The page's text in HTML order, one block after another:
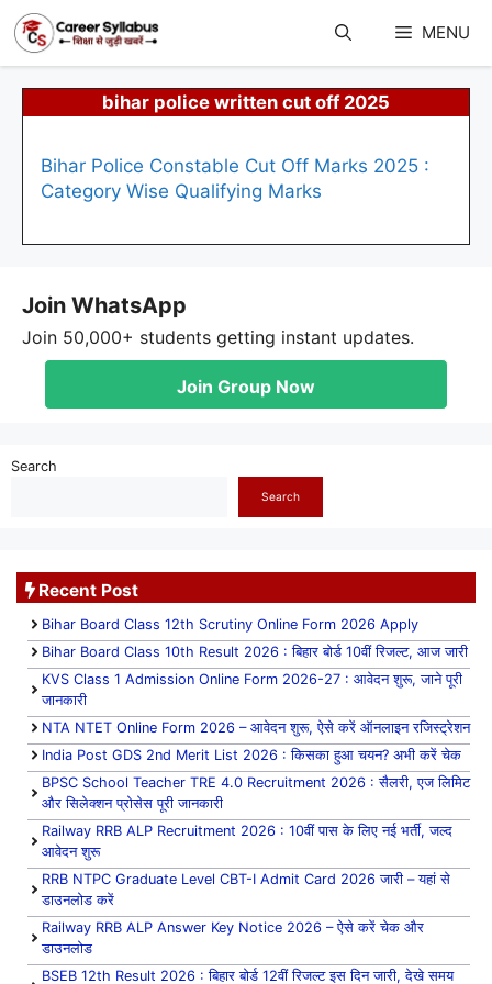
content
MENU
bihar police written cut off 2025
Bihar Police Constable Cut Off Marks 2025 :
Category Wise Qualifying Marks
Join WhatsApp
Join 50,000+ students getting instant updates.
Join Group Now
Search
Search
Recent Post
Bihar Board Class 12th Scrutiny Online Form 2026 Apply
Bihar Board Class 10th Result 2026 : बिहार बोर्ड 10वीं रिजल्ट, आज जारी
KVS Class 1 Admission Online Form 2026-27 : आवेदन शुरू, जाने पूरी
जानकारी
NTA NTET Online Form 2026 – आवेदन शुरू, ऐसे करें ऑनलाइन रजिस्ट्रेशन
India Post GDS 2nd Merit List 2026 : किसका हुआ चयन? अभी करें चेक
BPSC School Teacher TRE 4.0 Recruitment 2026 : सैलरी, एज लिमिट
और सिलेक्शन प्रोसेस पूरी जानकारी
Railway RRB ALP Recruitment 2026 : 10वीं पास के लिए नई भर्ती, जल्द
आवेदन शुरू
RRB NTPC Graduate Level CBT-I Admit Card 2026 जारी – यहां से
डाउनलोड करें
Railway RRB ALP Answer Key Notice 2026 – ऐसे करें चेक और
डाउनलोड
BSEB 12th Result 2026 : बिहार बोर्ड 12वीं रिजल्ट इस दिन जारी, देखे समय